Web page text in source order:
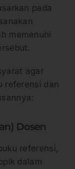
pada
memenuhi
agar
referensi dan
Dosen
referensi,
dalam